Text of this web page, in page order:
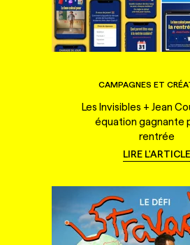
CAMPAGNES ET
Les Invisibles + Jean
équation gagnante
rentrée
LIRE L'ARTICLE